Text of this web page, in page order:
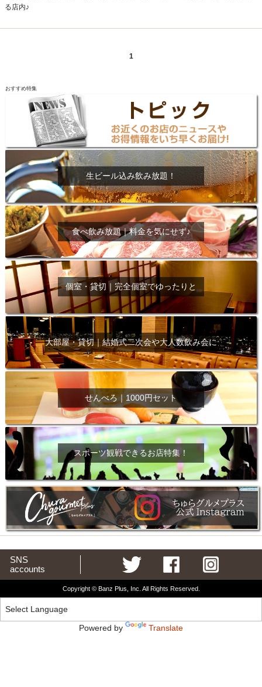
る店内♪
1
おすすめ特集
生ビール込み飲み放題！
食べ飲み放題｜料金を気にせず♪
個室・貸切｜完全個室でゆったりと
大部屋・貸切｜結婚式二次会や大人数飲み会に
せんべろ｜1000円セット
スポーツ観戦できるお店特集！
SNS
accounts
Copyright © Banz Plus, Inc. All Rights Reserved.
Powered by Translate